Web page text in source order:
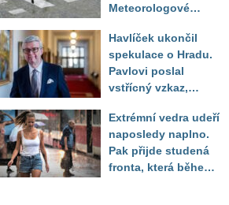
Meteorologové
výstrahou, kde hrozí
kroupy a prudký vítr
Havlíček ukončil
spekulace o Hradu.
Pavlovi poslal
vstřícný vzkaz,
setřel
Extrémní vedra udeří
naposledy naplno.
Pak přijde studená
fronta, která během